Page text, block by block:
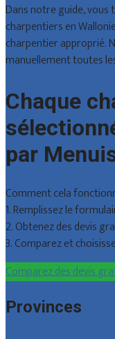
Dans notre guide, vous
charpentiers en
charpentier approprié.
manuellement toutes
Chaque
par
Comment cela
1. Remplissez le
2. Obtenez des devis
3. Comparez et
Comparez des devis
Provinces